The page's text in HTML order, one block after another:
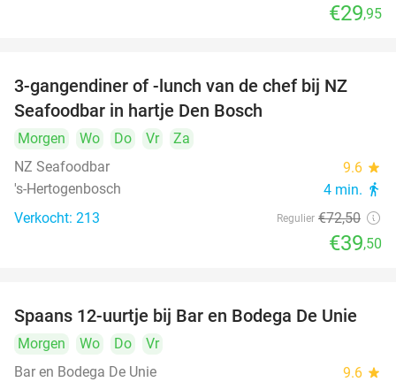
€29,95
46%
3-gangendiner of -lunch van de chef bij NZ
Seafoodbar in hartje Den Bosch
Morgen Wo Do Vr
Za
NZ Seafoodbar
9.6 star
's-Hertogenbosch 4 min. directions_walk
Verkocht: 213 Regulier €72,50
€39,50
42%
Spaans 12-uurtje bij Bar en Bodega De Unie
Morgen Wo Do
Vr
Bar en Bodega De Unie
9.6 star